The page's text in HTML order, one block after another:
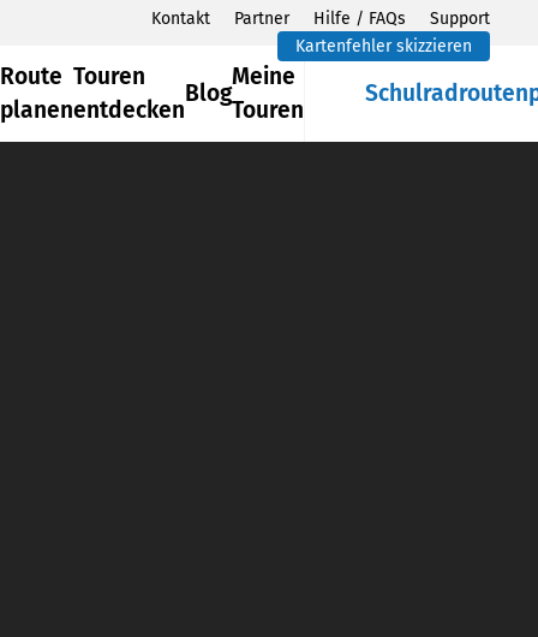
Kontakt Partner Hilfe / FAQs
Support
Kartenfehler skizzieren
Route
planen
Touren
entdecken
Blog
Meine
Touren